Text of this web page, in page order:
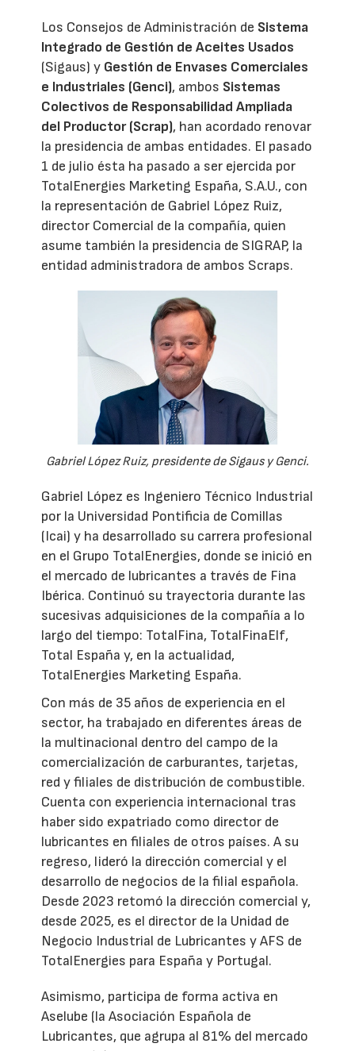
Los Consejos de Administración de Sistema
Integrado de Gestión de Aceites Usados
(Sigaus) y Gestión de Envases Comerciales
e Industriales (Genci), ambos Sistemas
Colectivos de Responsabilidad Ampliada
del Productor (Scrap), han acordado renovar
la presidencia de ambas entidades. El pasado
1 de julio ésta ha pasado a ser ejercida por
TotalEnergies Marketing España, S.A.U., con
la representación de Gabriel López Ruiz,
director Comercial de la compañía, quien
asume también la presidencia de SIGRAP, la
entidad administradora de ambos Scraps.
Gabriel López Ruiz, presidente de Sigaus y Genci.
Gabriel López es Ingeniero Técnico Industrial
por la Universidad Pontificia de Comillas
(Icai) y ha desarrollado su carrera profesional
en el Grupo TotalEnergies, donde se inició en
el mercado de lubricantes a través de Fina
Ibérica. Continuó su trayectoria durante las
sucesivas adquisiciones de la compañía a lo
largo del tiempo: TotalFina, TotalFinaElf,
Total España y, en la actualidad,
TotalEnergies Marketing España.
Con más de 35 años de experiencia en el
sector, ha trabajado en diferentes áreas de
la multinacional dentro del campo de la
comercialización de carburantes, tarjetas,
red y filiales de distribución de combustible.
Cuenta con experiencia internacional tras
haber sido expatriado como director de
lubricantes en filiales de otros países. A su
regreso, lideró la dirección comercial y el
desarrollo de negocios de la filial española.
Desde 2023 retomó la dirección comercial y,
desde 2025, es el director de la Unidad de
Negocio Industrial de Lubricantes y AFS de
TotalEnergies para España y Portugal.
Asimismo, participa de forma activa en
Aselube (la Asociación Española de
Lubricantes, que agrupa al 81% del mercado